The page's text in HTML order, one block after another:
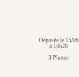
Déposée le 15/06
à 16h28
3 Photos